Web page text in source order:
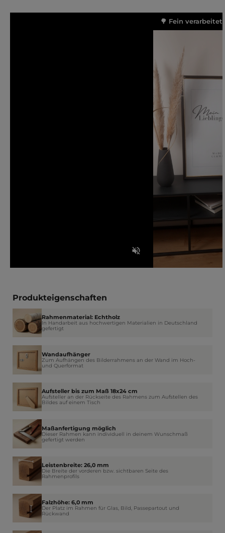
🌳 Fein
Produkteigenschaften
Rahmenmaterial: Echtholz
In Handarbeit aus hochwertigen Materialien in Deutschland
gefertigt
Wandaufhänger
Zum Aufhängen des Bilderrahmens an der Wand im Hoch-
und Querformat
Aufsteller bis zum Maß 18x24 cm
Aufsteller an der Rückseite des Rahmens zum Aufstellen des
Bildes auf einem Tisch
Maßanfertigung möglich
Dieser Rahmen kann individuell in deinem Wunschmaß
gefertigt werden
Leistenbreite: 26,0 mm
Die Breite der vorderen bzw. sichtbaren Seite des
Rahmenprofils
Falzhöhe: 6,0 mm
Der Platz im Rahmen für Glas, Bild, Passepartout und
Rückwand